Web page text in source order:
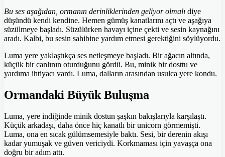
Bu ses aşağıdan, ormanın derinliklerinden geliyor olmalı diye
düşündü kendi kendine. Hemen gümüş kanatlarını açtı ve aşağıya
süzülmeye başladı. Süzülürken havayı içine çekti ve sesin kaynağını
aradı. Kalbi, bu sesin sahibine yardım etmesi gerektiğini söylüyordu.
Luma yere yaklaştıkça ses netleşmeye başladı. Bir ağacın altında,
küçük bir canlının oturduğunu gördü. Bu, minik bir dosttu ve
yardıma ihtiyacı vardı. Luma, dalların arasından usulca yere kondu.
Ormandaki Büyük Buluşma
Luma, yere indiğinde minik dostun şaşkın bakışlarıyla karşılaştı.
Küçük arkadaşı, daha önce hiç kanatlı bir unicorn görmemişti.
Luma, ona en sıcak gülümsemesiyle baktı. Sesi, bir derenin akışı
kadar yumuşak ve güven vericiydi. Korkmaması için yavaşça ona
doğru bir adım attı.